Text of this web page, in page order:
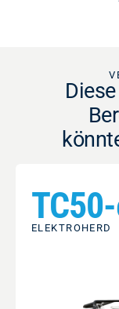
ELEKTROHERD